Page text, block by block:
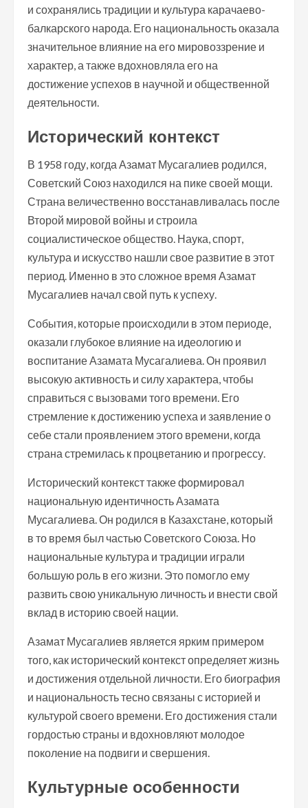
и сохранялись традиции и культура карачаево-
балкарского народа. Его национальность оказала
значительное влияние на его мировоззрение и
характер, а также вдохновляла его на
достижение успехов в научной и общественной
деятельности.
Исторический контекст
В 1958 году, когда Азамат Мусагалиев родился,
Советский Союз находился на пике своей мощи.
Страна величественно восстанавливалась после
Второй мировой войны и строила
социалистическое общество. Наука, спорт,
культура и искусство нашли свое развитие в этот
период. Именно в это сложное время Азамат
Мусагалиев начал свой путь к успеху.
События, которые происходили в этом периоде,
оказали глубокое влияние на идеологию и
воспитание Азамата Мусагалиева. Он проявил
высокую активность и силу характера, чтобы
справиться с вызовами того времени. Его
стремление к достижению успеха и заявление о
себе стали проявлением этого времени, когда
страна стремилась к процветанию и прогрессу.
Исторический контекст также формировал
национальную идентичность Азамата
Мусагалиева. Он родился в Казахстане, который
в то время был частью Советского Союза. Но
национальные культура и традиции играли
большую роль в его жизни. Это помогло ему
развить свою уникальную личность и внести свой
вклад в историю своей нации.
Азамат Мусагалиев является ярким примером
того, как исторический контекст определяет жизнь
и достижения отдельной личности. Его биография
и национальность тесно связаны с историей и
культурой своего времени. Его достижения стали
гордостью страны и вдохновляют молодое
поколение на подвиги и свершения.
Культурные особенности